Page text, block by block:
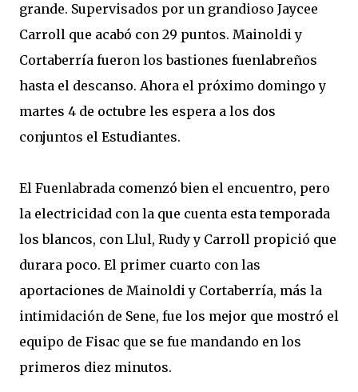
grande. Supervisados por un grandioso Jaycee
Carroll que acabó con 29 puntos. Mainoldi y
Cortaberría fueron los bastiones fuenlabreños
hasta el descanso. Ahora el próximo domingo y
martes 4 de octubre les espera a los dos
conjuntos el Estudiantes.
El Fuenlabrada comenzó bien el encuentro, pero
la electricidad con la que cuenta esta temporada
los blancos, con Llul, Rudy y Carroll propició que
durara poco. El primer cuarto con las
aportaciones de Mainoldi y Cortaberría, más la
intimidación de Sene, fue los mejor que mostró el
equipo de Fisac que se fue mandando en los
primeros diez minutos.